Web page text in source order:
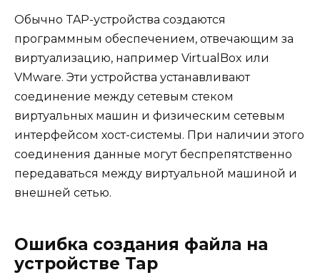
Обычно TAP-устройства создаются
программным обеспечением, отвечающим за
виртуализацию, например VirtualBox или
VMware. Эти устройства устанавливают
соединение между сетевым стеком
виртуальных машин и физическим сетевым
интерфейсом хост-системы. При наличии этого
соединения данные могут беспрепятственно
передаваться между виртуальной машиной и
внешней сетью.
Ошибка создания файла на
устройстве Tap